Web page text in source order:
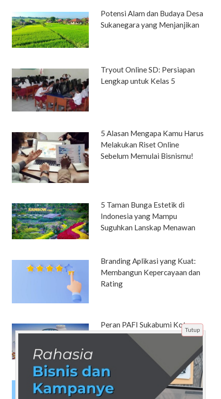
Potensi Alam dan Budaya Desa
Sukanegara yang Menjanjikan
Tryout Online SD: Persiapan
Lengkap untuk Kelas 5
5 Alasan Mengapa Kamu Harus
Melakukan Riset Online
Sebelum Memulai Bisnismu!
5 Taman Bunga Estetik di
Indonesia yang Mampu
Suguhkan Lanskap Menawan
Branding Aplikasi yang Kuat:
Membangun Kepercayaan dan
Rating
Peran PAFI Sukabumi Kota
dalam Membangun Kemajuan
SEO untuk Website Multi-
Bahasa: Kesalahan Umum yang
Tutup